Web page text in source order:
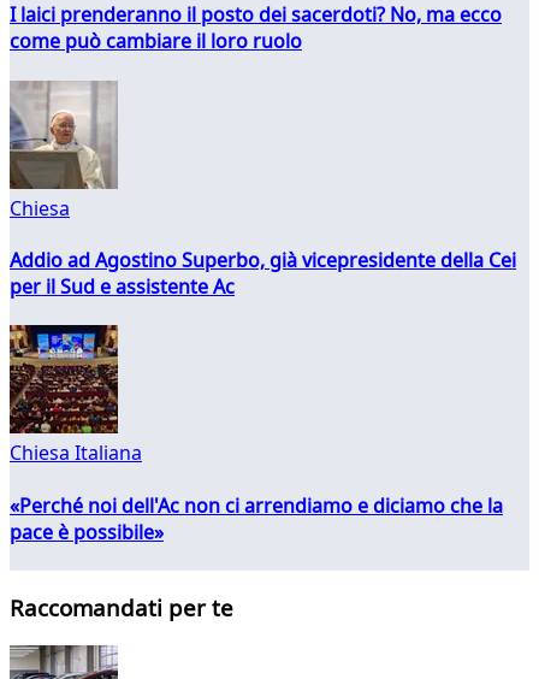
I laici prenderanno il posto dei sacerdoti? No, ma ecco
come può cambiare il loro ruolo
Chiesa
Addio ad Agostino Superbo, già vicepresidente della Cei
per il Sud e assistente Ac
Chiesa Italiana
«Perché noi dell'Ac non ci arrendiamo e diciamo che la
pace è possibile»
Raccomandati per te